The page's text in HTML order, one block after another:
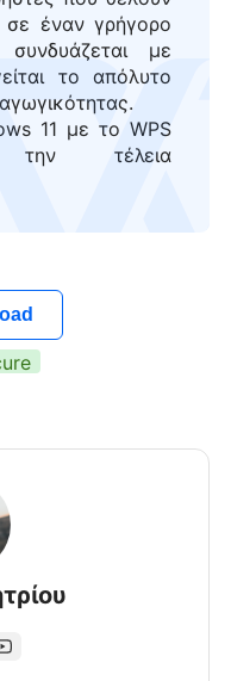
έναν γρήγορο
με
το απόλυτο
11 με το WPS
την τέλεια